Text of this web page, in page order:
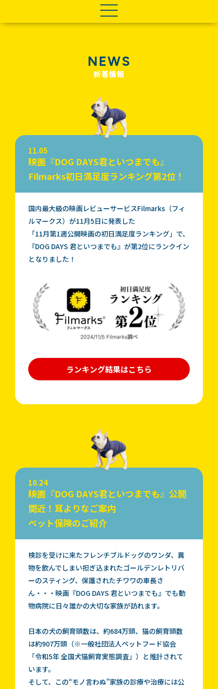
NEWS
新着情報
11.05
映画『DOG DAYS君といつまでも』
Filmarks初日満足度ランキング第2位！
国内最大級の映画レビューサービスFilmarks（フィ
ルマークス）が11月5日に発表した
「11月第1週公開映画の初日満足度ランキング」で、
『DOG DAYS 君といつまでも』が第2位にランクイン
となりました！
ランキング結果はこちら
10.24
映画『DOG DAYS君といつまでも』公開
間近！耳よりなご案内
ペット保険のご紹介
検診を受けに来たフレンチブルドッグのワンダ、異
物を飲んでしまい担ぎ込まれたゴールデンレトリバ
ーのスティング、保護されたチワワの車長さ
ん・・・映画『DOG DAYS 君といつまでも』でも動
物病院に日々誰かの大切な家族が訪れます。
日本の犬の飼育頭数は、約684万頭、猫の飼育頭数
は約907万頭（※一般社団法人ペットフード協会
「令和5年 全国犬猫飼育実態調査」）と推計されて
います。
そして、この“モノ言わぬ”家族の診療や治療には公